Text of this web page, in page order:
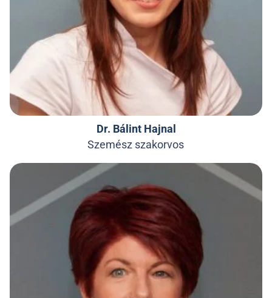
Dr. Bálint Hajnal
Szemész szakorvos